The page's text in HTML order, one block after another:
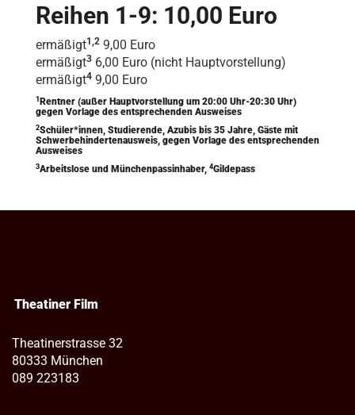
Reihen 1-9: 10,00 Euro
ermäßigt1,2 9,00 Euro
ermäßigt3 6,00 Euro (nicht Hauptvorstellung)
ermäßigt4 9,00 Euro
1 Rentner (außer Hauptvorstellung um 20:00 Uhr-20:30 Uhr)
gegen Vorlage des entsprechenden Ausweises
2Schüler*innen, Studierende, Azubis bis 35 Jahre, Gäste mit
Schwerbehindertenausweis, gegen Vorlage des entsprechenden
Ausweises
3Arbeitslose und Münchenpassinhaber, 4Gildepass
Theatiner Film
Theatinerstrasse 32
80333 München
089 223183